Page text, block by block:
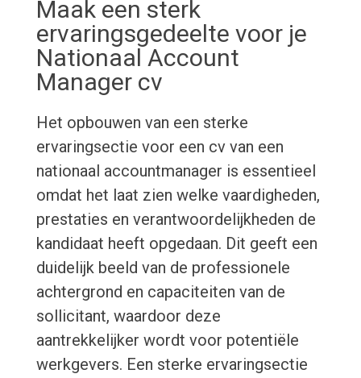
Maak een sterk
ervaringsgedeelte voor je
Nationaal Account
Manager cv
Het opbouwen van een sterke
ervaringsectie voor een cv van een
nationaal accountmanager is essentieel
omdat het laat zien welke vaardigheden,
prestaties en verantwoordelijkheden de
kandidaat heeft opgedaan. Dit geeft een
duidelijk beeld van de professionele
achtergrond en capaciteiten van de
sollicitant, waardoor deze
aantrekkelijker wordt voor potentiële
werkgevers. Een sterke ervaringsectie